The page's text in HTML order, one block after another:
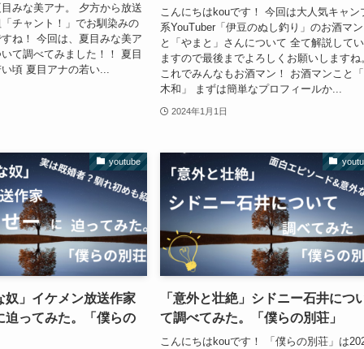
みな美アナ。 夕方から放送
チャント！」でお馴染みの
ね！ 今回は、夏目みな美ア
て調べてみました！！ 夏目
頃 夏目アナの若い...
こんにちはkouです！ 今回は大人気キャン
系YouTuber「伊豆のぬし釣り」のお酒マ
と「やまと」さんについて 全て解説して
ますので最後までよろしくお願いしますね
これでみんなもお酒マン！ お酒マンこと
木和」 まずは簡単なプロフィールか...
2024年1月1日
youtube
奴」イケメン放送作家
迫ってみた。「僕らの
「意外と壮絶」シドニー石井につ
て調べてみた。「僕らの別荘」
こんにちはkouです！ 「僕らの別荘」は